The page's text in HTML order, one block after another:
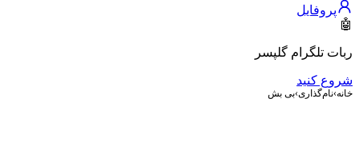
پروفایل
🤖
ربات تلگرام گلپسر
شروع کنید
خانه›نام‌گذاری›بی بش